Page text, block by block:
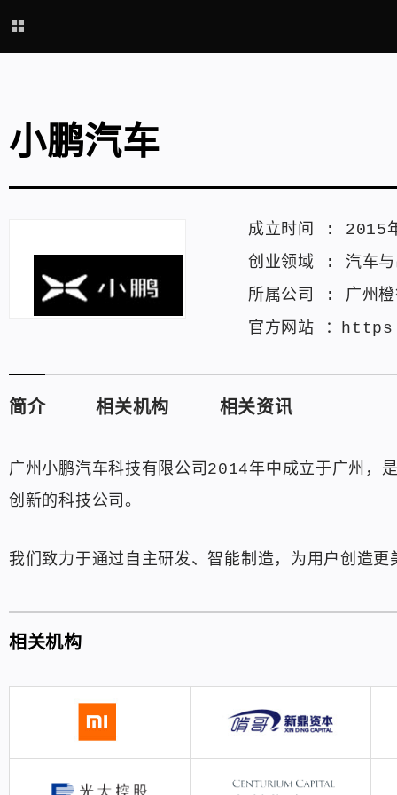
小鹏汽车
成立时间 : 2015
创业领域 : 汽车
所属公司 : 广州
官方网站 ：
简介 相关机构 相关资讯
广州小鹏汽车科技有限公司2014年中成立于广州，
创新的科技公司。
我们致力于通过自主研发、智能制造，为用户创造更
相关机构